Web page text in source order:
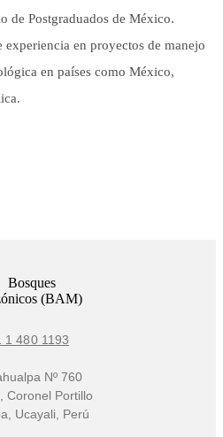
de Postgraduados de México.
experiencia en proyectos de manejo
en países como México,
1 480 1193
Nº 760
Coronel Portillo
Ucayali, Perú